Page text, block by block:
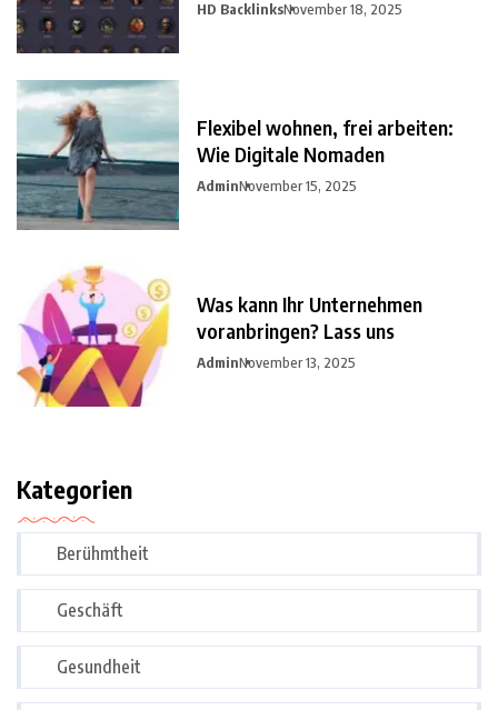
HD BacklinksNovember 18, 2025
Flexibel wohnen, frei arbeiten:
Wie Digitale Nomaden
AdminNovember 15, 2025
Was kann Ihr Unternehmen
voranbringen? Lass uns
AdminNovember 13, 2025
Kategorien
Berühmtheit
Geschäft
Gesundheit